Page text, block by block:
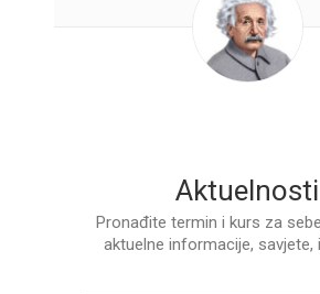
Aktuelnosti
Pronađite termin i kurs za
aktuelne informacije, savjete,